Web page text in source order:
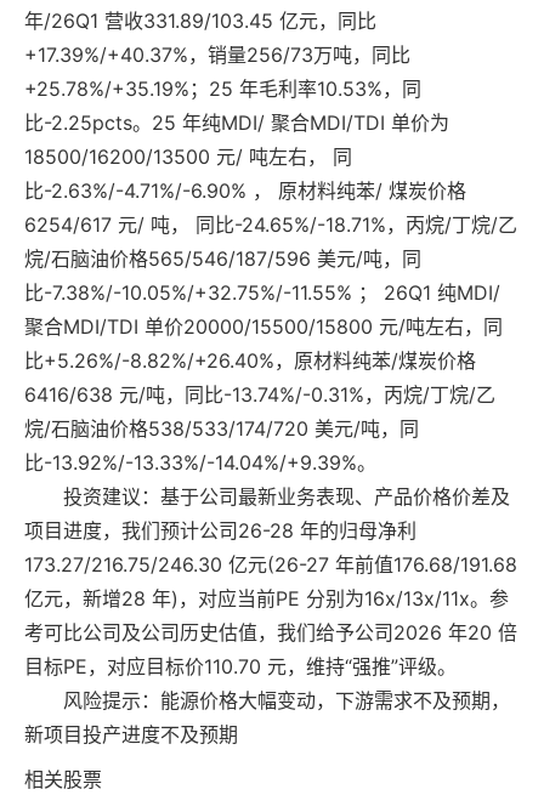
年/26Q1 营收331.89/103.45 亿元，同比
+17.39%/+40.37%，销量256/73万吨，同比
+25.78%/+35.19%；25 年毛利率10.53%，同
比-2.25pcts。25 年纯MDI/ 聚合MDI/TDI 单价为
18500/16200/13500 元/ 吨左右， 同
比-2.63%/-4.71%/-6.90% ， 原材料纯苯/ 煤炭价格
6254/617 元/ 吨， 同比-24.65%/-18.71%，丙烷/丁烷/乙
烷/石脑油价格565/546/187/596 美元/吨，同
比-7.38%/-10.05%/+32.75%/-11.55% ； 26Q1 纯MDI/
聚合MDI/TDI 单价20000/15500/15800 元/吨左右，同
比+5.26%/-8.82%/+26.40%，原材料纯苯/煤炭价格
6416/638 元/吨，同比-13.74%/-0.31%，丙烷/丁烷/乙
烷/石脑油价格538/533/174/720 美元/吨，同
比-13.92%/-13.33%/-14.04%/+9.39%。
投资建议：基于公司最新业务表现、产品价格价差及
项目进度，我们预计公司26-28 年的归母净利
173.27/216.75/246.30 亿元(26-27 年前值176.68/191.68
亿元，新增28 年)，对应当前PE 分别为16x/13x/11x。参
考可比公司及公司历史估值，我们给予公司2026 年20 倍
目标PE，对应目标价110.70 元，维持“强推”评级。
风险提示：能源价格大幅变动，下游需求不及预期，
新项目投产进度不及预期
相关股票